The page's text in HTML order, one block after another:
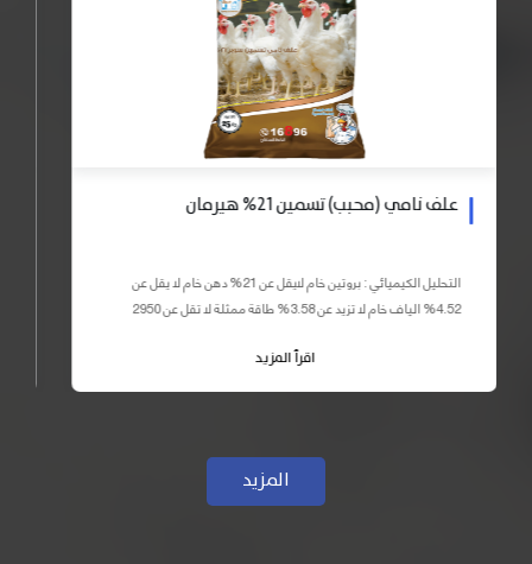
علف نامي (محبب) تسمين 21% هيرمان
التحليل الكيميائي : بروتين خام لايقل عن 21% دهن خام لا يقل عن
4.52% الياف خام لا تزيد عن 3.58% طاقة ممثلة لا تقل عن 2950
اقرأ المزيد
المزيد